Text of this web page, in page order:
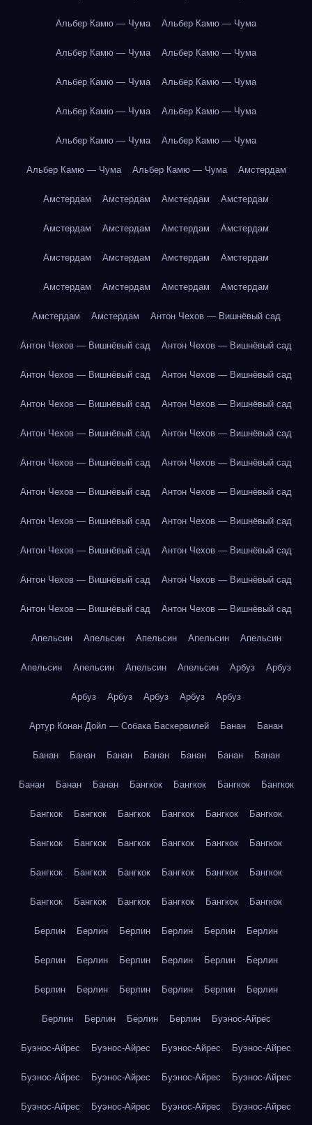
Альбер Камю — Чума Альбер Камю — Чума
Альбер Камю — Чума Альбер Камю — Чума
Альбер Камю — Чума Альбер Камю — Чума
Альбер Камю — Чума Альбер Камю — Чума
Альбер Камю — Чума Альбер Камю — Чума
Альбер Камю — Чума Альбер Камю — Чума Амстердам
Амстердам Амстердам Амстердам Амстердам
Амстердам Амстердам Амстердам Амстердам
Амстердам Амстердам Амстердам Амстердам
Амстердам Амстердам Амстердам Амстердам
Амстердам Амстердам Антон Чехов — Вишнёвый сад
Антон Чехов — Вишнёвый сад Антон Чехов — Вишнёвый сад
Антон Чехов — Вишнёвый сад Антон Чехов — Вишнёвый сад
Антон Чехов — Вишнёвый сад Антон Чехов — Вишнёвый сад
Антон Чехов — Вишнёвый сад Антон Чехов — Вишнёвый сад
Антон Чехов — Вишнёвый сад Антон Чехов — Вишнёвый сад
Антон Чехов — Вишнёвый сад Антон Чехов — Вишнёвый сад
Антон Чехов — Вишнёвый сад Антон Чехов — Вишнёвый сад
Антон Чехов — Вишнёвый сад Антон Чехов — Вишнёвый сад
Антон Чехов — Вишнёвый сад Антон Чехов — Вишнёвый сад
Антон Чехов — Вишнёвый сад Антон Чехов — Вишнёвый сад
Апельсин Апельсин Апельсин Апельсин Апельсин
Апельсин Апельсин Апельсин Апельсин Арбуз Арбуз
Арбуз Арбуз Арбуз Арбуз Арбуз
Артур Конан Дойл — Собака Баскервилей Банан Банан
Банан Банан Банан Банан Банан Банан Банан
Банан Банан Банан Бангкок Бангкок Бангкок Бангкок
Бангкок Бангкок Бангкок Бангкок Бангкок Бангкок
Бангкок Бангкок Бангкок Бангкок Бангкок Бангкок
Бангкок Бангкок Бангкок Бангкок Бангкок Бангкок
Бангкок Бангкок Бангкок Бангкок Бангкок Бангкок
Берлин Берлин Берлин Берлин Берлин Берлин
Берлин Берлин Берлин Берлин Берлин Берлин
Берлин Берлин Берлин Берлин Берлин Берлин
Берлин Берлин Берлин Берлин Буэнос-Айрес
Буэнос-Айрес Буэнос-Айрес Буэнос-Айрес Буэнос-Айрес
Буэнос-Айрес Буэнос-Айрес Буэнос-Айрес Буэнос-Айрес
Буэнос-Айрес Буэнос-Айрес Буэнос-Айрес Буэнос-Айрес